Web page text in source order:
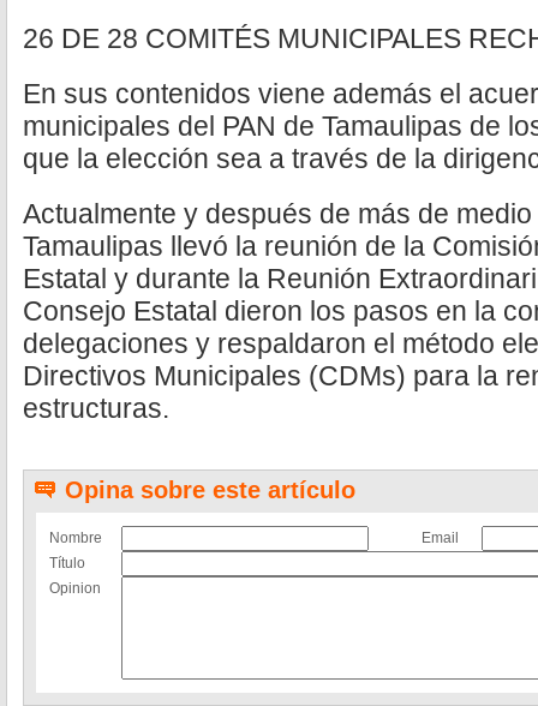
26 DE 28 COMITÉS MUNICIPALES
En sus contenidos viene además el
municipales del PAN de Tamaulipas de
que la elección sea a través de la
Actualmente y después de más de
Tamaulipas llevó la reunión de la
Estatal y durante la Reunión
Consejo Estatal dieron los pasos en la
delegaciones y respaldaron el método
Directivos Municipales (CDMs) para la
estructuras.
Opina sobre este artículo
Nombre
Email
Título
Opinion